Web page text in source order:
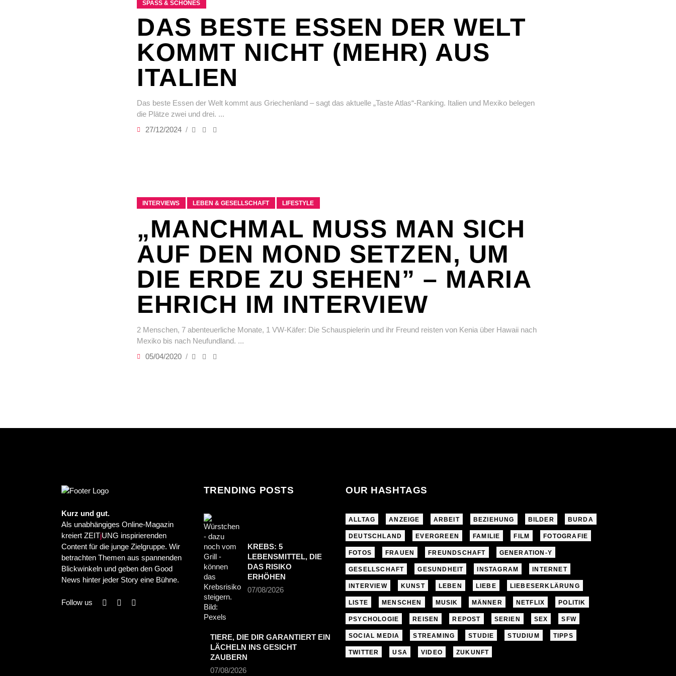
SPASS & SCHÖNES
DAS BESTE ESSEN DER WELT
KOMMT NICHT (MEHR) AUS
ITALIEN
Das beste Essen der Welt kommt aus Griechenland – sagt das aktuelle „Taste Atlas“-Ranking. Italien und Mexiko belegen
die Plätze zwei und drei.
27/12/2024
INTERVIEWS LEBEN & GESELLSCHAFT LIFESTYLE
„MANCHMAL MUSS MAN SICH
AUF DEN MOND SETZEN, UM
DIE ERDE ZU SEHEN” – MARIA
EHRICH IM INTERVIEW
2 Menschen, 7 abenteuerliche Monate, 1 VW-Käfer: Die Schauspielerin und ihr Freund reisten von Kenia über Hawaii nach
Mexiko bis nach Neufundland.
05/04/2020
Kurz und gut.
Als unabhängiges Online-Magazin
kreiert ZEITjUNG inspirierenden
Content für die junge Zielgruppe. Wir
betrachten Themen aus spannenden
Blickwinkeln und geben den Good
News hinter jeder Story eine Bühne.
Follow us
TRENDING POSTS
KREBS: 5
LEBENSMITTEL, DIE
DAS RISIKO
ERHÖHEN
07/08/2026
TIERE, DIE DIR GARANTIERT EIN
LÄCHELN INS GESICHT
ZAUBERN
07/08/2026
OUR HASHTAGS
ALLTAG ANZEIGE ARBEIT BEZIEHUNG BILDER BURDA
DEUTSCHLAND EVERGREEN FAMILIE FILM FOTOGRAFIE
FOTOS FRAUEN FREUNDSCHAFT GENERATION-Y
GESELLSCHAFT GESUNDHEIT INSTAGRAM INTERNET
INTERVIEW KUNST LEBEN LIEBE LIEBESERKLÄRUNG
LISTE MENSCHEN MUSIK MÄNNER NETFLIX POLITIK
PSYCHOLOGIE REISEN REPOST SERIEN SEX SFW
SOCIAL MEDIA STREAMING STUDIE STUDIUM TIPPS
TWITTER USA VIDEO ZUKUNFT